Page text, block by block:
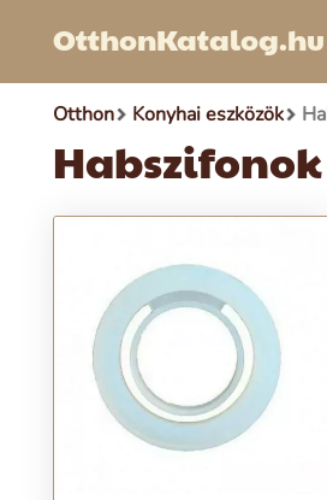
OtthonKatalog.hu
Otthon Konyhai eszközök
Habszifonok